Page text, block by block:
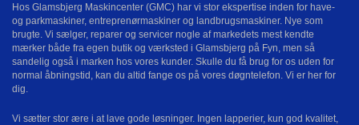
Hos Glamsbjerg Maskincenter (GMC) har vi stor ekspertise inden for have-
og parkmaskiner, entreprenørmaskiner og landbrugsmaskiner. Nye som
brugte. Vi sælger, reparer og servicer nogle af markedets mest kendte
mærker både fra egen butik og værksted i Glamsbjerg på Fyn, men så
sandelig også i marken hos vores kunder. Skulle du få brug for os uden for
normal åbningstid, kan du altid fange os på vores døgntelefon. Vi er her for
dig.
Vi sætter stor ære i at lave gode løsninger. Ingen lapperier, kun god kvalitet,